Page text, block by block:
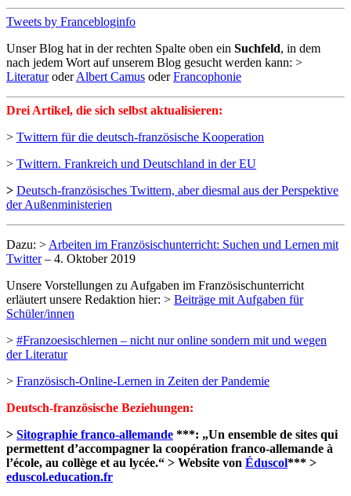
Tweets by Francebloginfo
Unser Blog hat in der rechten Spalte oben ein Suchfeld, in dem
nach jedem Wort auf unserem Blog gesucht werden kann: >
LiteraturoderAlbert Camus oderFrancophonie
Drei Artikel, die sich selbst aktualisieren:
> Twittern für die deutsch-französische Kooperation
> Twittern. Frankreich und Deutschland in der EU
> Deutsch-französisches Twittern, aber diesmal aus der Perspektive
der Außenministerien
Dazu: > Arbeiten im Französischunterricht: Suchen und Lernen mit
Twitter– 4. Oktober 2019
Unsere Vorstellungen zu Aufgaben im Französischunterricht
erläutert unsere Redaktion hier: > Beiträge mit Aufgaben für
Schüler/innen
> #Franzoesischlernen – nicht nur online sondern mit und wegen
der Literatur
> Französisch-Online-Lernen in Zeiten der Pandemie
Deutsch-französische Beziehungen:
> Sitographie franco-allemande ***: „Un ensemble de sites qui
permettent d’accompagner la coopération franco-allemande à
l’école, au collège et au lycée.“ > Website von Éduscol*** >
eduscol.education.fr